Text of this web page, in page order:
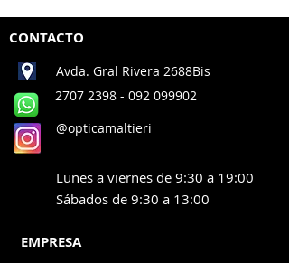
CONTACTO
Avda. Gral Rivera 2688Bis
2707 2398 - 092 099902
@opticamaltieri
Lunes a viernes de 9:30 a 19:00
Sábados de 9:30 a 13:00
EMPRESA